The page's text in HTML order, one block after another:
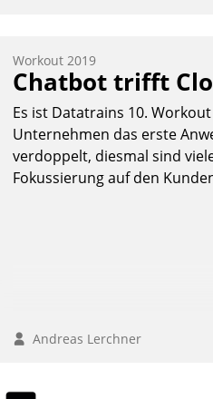
Workout 2019
Chatbot trifft
Es ist Datatrains 10.
Unternehmen das erste
verdoppelt, diesmal sind
Fokussierung auf den
Andreas Lerchner